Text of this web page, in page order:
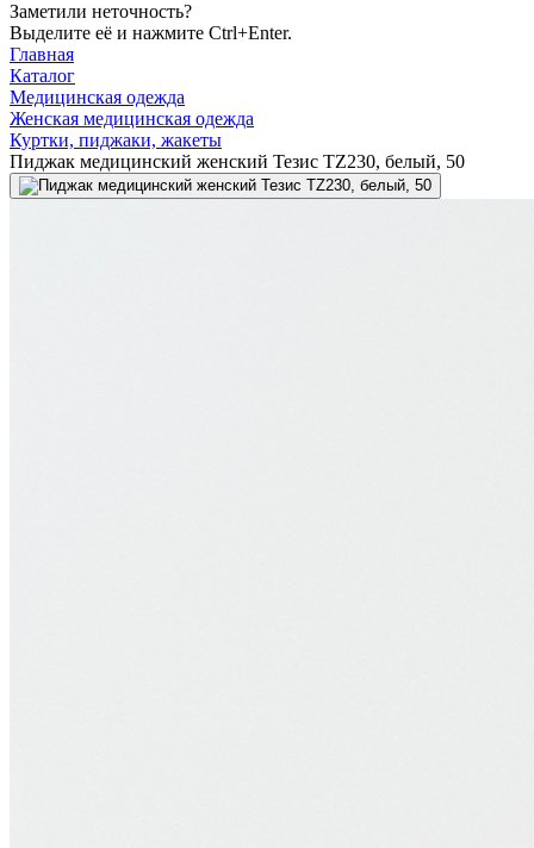
Заметили неточность?
Выделите её и нажмите Ctrl+Enter.
Главная
Каталог
Медицинская одежда
Женская медицинская одежда
Куртки, пиджаки, жакеты
Пиджак медицинский женский Тезис TZ230, белый, 50